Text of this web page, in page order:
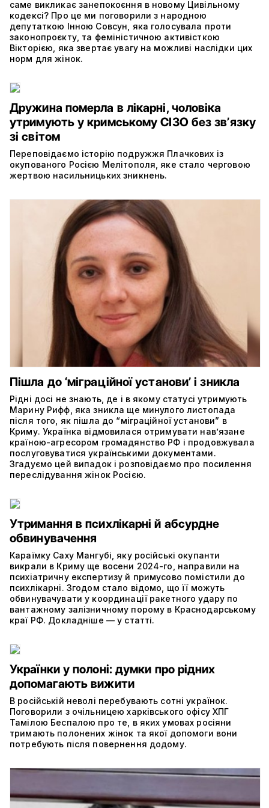
саме викликає занепокоєння в новому Цивільному
кодексі? Про це ми поговорили з народною
депутаткою Інною Совсун, яка голосувала проти
законопроєкту, та феміністичною активісткою
Вікторією, яка звертає увагу на можливі наслідки цих
норм для жінок.
Дружина померла в лікарні, чоловіка
утримують у кримському СІЗО без звʼязку
зі світом
Переповідаємо історію подружжя Плачкових із
окупованого Росією Мелітополя, яке стало черговою
жертвою насильницьких зникнень.
Пішла до ‘міграційної установи’ і зникла
Рідні досі не знають, де і в якому статусі утримують
Марину Рифф, яка зникла ще минулого листопада
після того, як пішла до “міграційної установи” в
Криму. Українка відмовилася отримувати нав’язане
країною-агресором громадянство РФ і продовжувала
послуговуватися українськими документами.
Згадуємо цей випадок і розповідаємо про посилення
переслідування жінок Росією.
Утримання в психлікарні й абсурдне
обвинувачення
Караїмку Саху Мангубі, яку російські окупанти
викрали в Криму ще восени 2024-го, направили на
психіатричну експертизу й примусово помістили до
психлікарні. Згодом стало відомо, що її можуть
обвинувачувати у координації ракетного удару по
вантажному залізничному порому в Краснодарському
краї РФ. Докладніше — у статті.
Українки у полоні: думки про рідних
допомагають вижити
В російській неволі перебувають сотні українок.
Поговорили з очільницею харківського офісу ХПГ
Тамілою Беспалою про те, в яких умовах росіяни
тримають полонених жінок та якої допомоги вони
потребують після повернення додому.